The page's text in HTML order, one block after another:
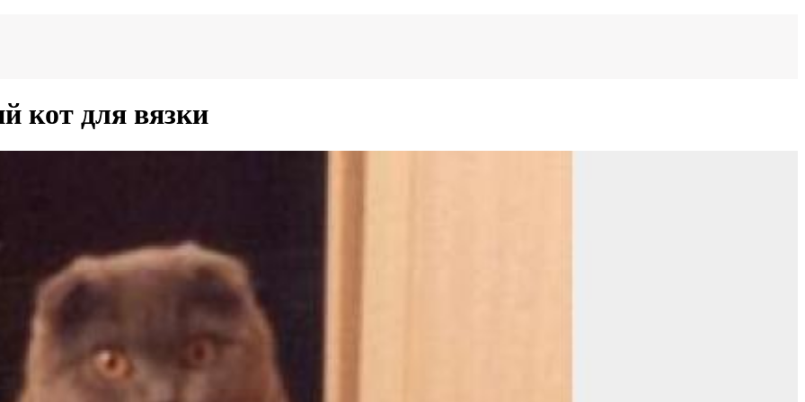
кот для вязки